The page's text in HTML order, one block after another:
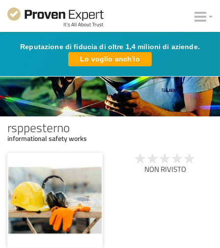
Reputazione di fiducia di oltre 1,4 milioni di aziende.
Lo voglio anch'io
rsppesterno
informational safety works
NON RIVISTO